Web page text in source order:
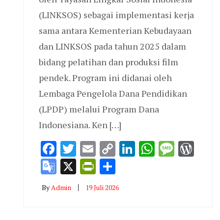
(LINKSOS) sebagai implementasi kerja
sama antara Kementerian Kebudayaan
dan LINKSOS pada tahun 2025 dalam
bidang pelatihan dan produksi film
pendek. Program ini didanai oleh
Lembaga Pengelola Dana Pendidikan
(LPDP) melalui Program Dana
Indonesiana. Ken […]
Facebook
Twitter
EmailCopyLinkedIn
Google
Translate
X PrintFriendly
ByAdmin 19 Juli 2026